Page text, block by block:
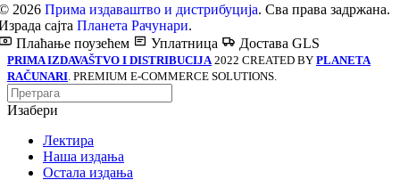
2026 Прима издаваштво и дистрибуција. Сва права задржана.
сајта Планета Рачунари.
Плаћање поузећем
Уплатница Достава GLS
PRIMA IZDAVAŠTVO I DISTRIBUCIJA 2022 CREATED BY PLANETA
RAČUNARI . PREMIUM E-COMMERCE SOLUTIONS.
Изабери
Лектира
Наша издања
Остала издања